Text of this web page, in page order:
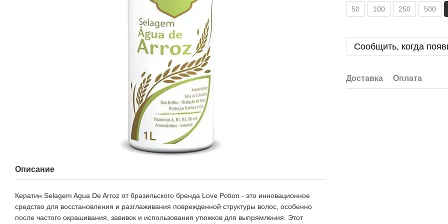
Описание
Кератин Selagem Agua De Arroz от бразильского бренда Love Potion - это инновационное
средство для восстановления и разглаживания поврежденной структуры волос, особенно
после частого окрашивания, завивок и использования утюжков для выпрямления. Этот
50 100 250 500
Сообщить, когда
Доставка Оплата